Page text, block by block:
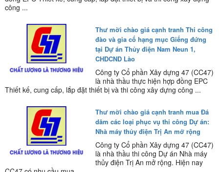
công ...
Thư mời chào giá cạnh tranh Thi công
đào và gia cố hạng mục Giếng đứng
tại Dự án Thủy điện Nam Neun 1,
CHDCND Lào
Công ty Cổ phần Xây dựng 47 (CC47)
là nhà thầu thực hiện hợp đồng EPC
Thiết kế, cung cấp, lắp đặt thiết bị và thi công xây dựng công ...
Thư mời chào giá cạnh tranh mua Đá
dăm các loại phục vụ thi công Dự án:
Nhà máy thủy điện Trị An mở rộng
Công ty Cổ phần Xây dựng 47 (CC47)
là nhà thầu thi công Dự án Nhà máy
thủy điện Trị An mở rộng. Hiện nay